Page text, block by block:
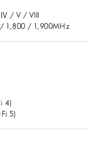
/ V / VIII
1,800 / 1,900MHz
4)
5)